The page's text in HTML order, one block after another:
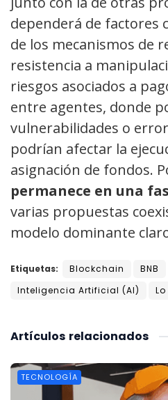
dependerá de factores
de los mecanismos de
resistencia a
riesgos asociados a
entre agentes, donde
vulnerabilidades o
podrían afectar la
asignación de fondos.
permanece en una
varias propuestas
modelo dominante
Etiquetas: Blockchain
BNB
Inteligencia Artificial (AI)
relacionados
Artículos
TECNOLOGÍA